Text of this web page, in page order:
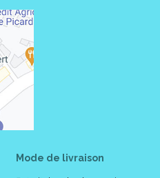
Mode de livraison